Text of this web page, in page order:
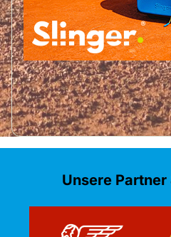
Unsere Partner